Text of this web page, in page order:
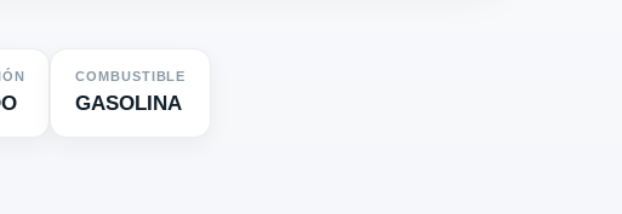
COMBUSTIBLE
GASOLINA